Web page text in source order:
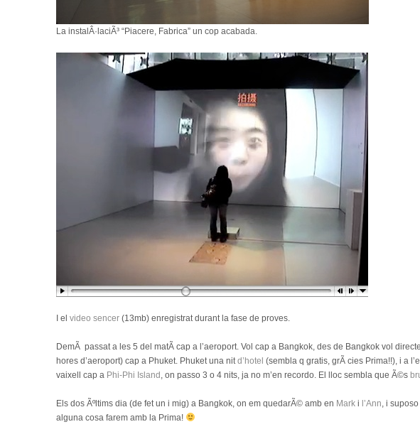
La instalÂ·laciÃ³ “Piacere, Fabrica” un cop acabada.
I el video sencer (13mb) enregistrat durant la fase de proves.
DemÃ passat a les 5 del matÃ­ cap a l’aeroport. Vol cap a Bangkok, des de Bangkok vol
hores d’aeroport) cap a Phuket. Phuket una nitd’hotel (sembla q gratis, grÃ cies Prima!!), i a
vaixell cap a Phi-Phi Island , on passo 3 o 4 nits, ja no m’en recordo. El lloc sembla que Ã©s
Els dos Ãºltims dia (de fet un i mig) a Bangkok, on em quedarÃ© amb en Mark i l’Ann, i
alguna cosa farem amb la Prima!